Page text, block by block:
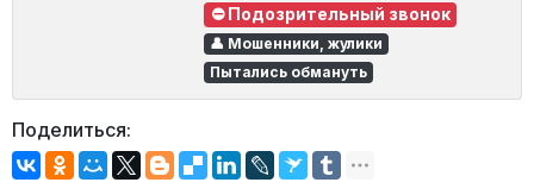
⛔ Подозрительный звонок
👤 Мошенники, жулики
Пытались обмануть
Поделиться: